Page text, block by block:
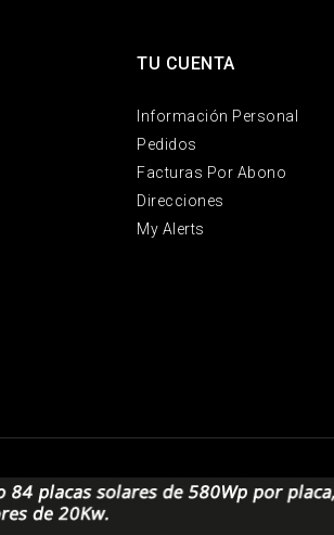
TU CUENTA
Información Personal
Pedidos
Facturas Por Abono
Direcciones
My Alerts